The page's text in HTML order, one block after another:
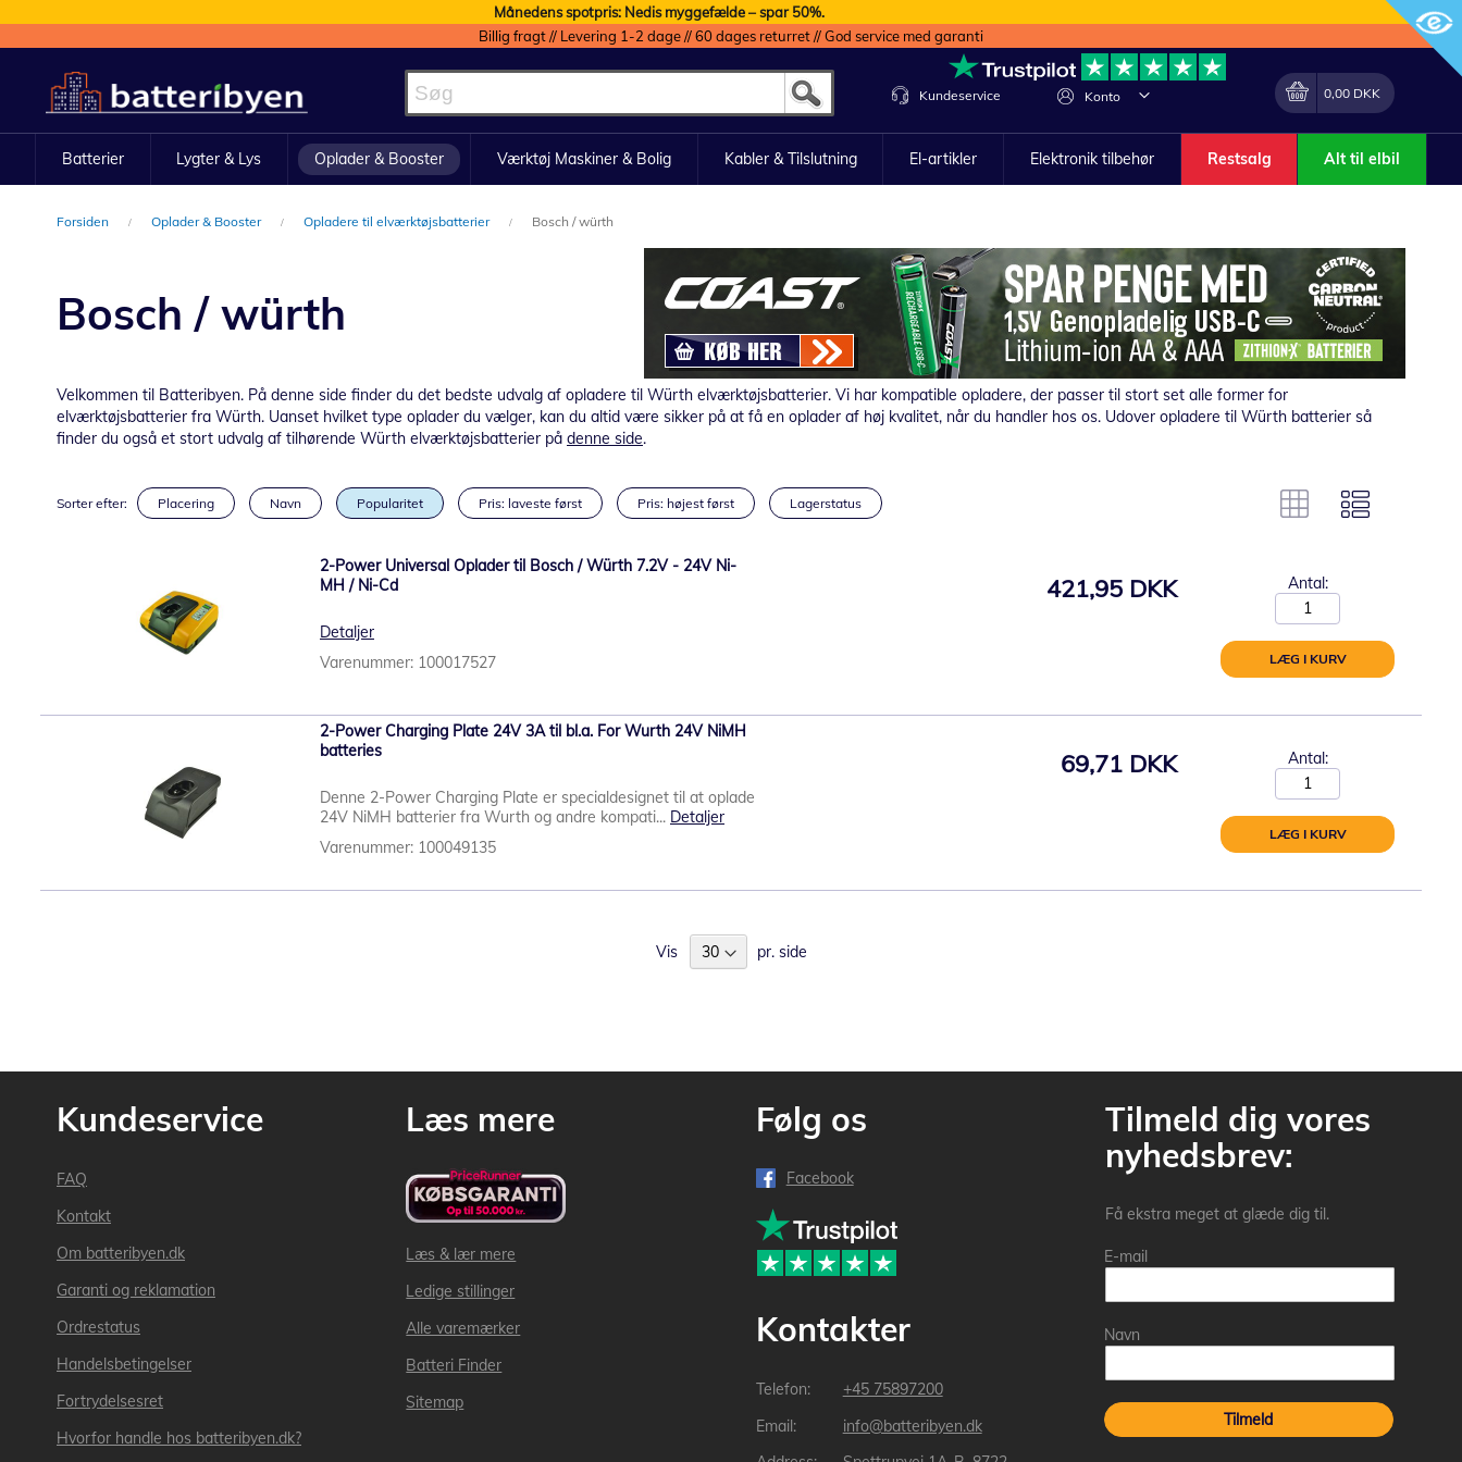
Månedens spotpris: Nedis myggefælde – spar 50%.
Billig fragt // Levering 1-2 dage // 60 dages returret // God service med garanti
to
Content
Konto
Lave
Min indkøbskurv
0,00 DKK
Kundeservice
Batterier Lygter & Lys Oplader & Booster Værktøj Maskiner & Bolig Kabler & Tilslutning El-artikler Elektronik tilbehør Restsalg Alt til elbil
Forsiden Oplader & Booster Opladere til elværktøjsbatterier Bosch / würth
Bosch / würth
Velkommen til Batteribyen. På denne side finder du det bedste udvalg af opladere til Würth elværktøjsbatterier. Vi har kompatible opladere, der passer til stort set alle former for
elværktøjsbatterier fra Würth. Uanset hvilket type oplader du vælger, kan du altid være sikker på at få en oplader af høj kvalitet, når du handler hos os. Udover opladere til Würth batterier så
finder du også et stort udvalg af tilhørende Würth elværktøjsbatterier på denne side.
Sorter efter: Placering Navn Popularitet Pris: laveste først Pris: højest først Lagerstatus
2-Power Universal Oplader til Bosch / Würth 7.2V - 24V Ni-
MH / Ni-Cd
Detaljer
Varenummer: 100017527
421,95 DKK Antal:
LÆG I KURV
2-Power Charging Plate 24V 3A til bl.a. For Wurth 24V NiMH
batteries
Denne 2-Power Charging Plate er specialdesignet til at oplade
24V NiMH batterier fra Wurth og andre kompati... Detaljer
Varenummer: 100049135
69,71 DKK Antal:
LÆG I KURV
Vis pr. side
Kundeservice
FAQ
Kontakt
Om batteribyen.dk
Garanti og reklamation
Ordrestatus
Handelsbetingelser
Fortrydelsesret
Hvorfor handle hos batteribyen.dk?
Læs mere
Læs & lær mere
Ledige stillinger
Alle varemærker
Batteri Finder
Sitemap
Følg os
Facebook
Kontakter
+45 75897200
info@batteribyen.dk
Tilmeld dig vores
nyhedsbrev:
Få ekstra meget at glæde dig til.
E-mail
Navn
Tilmeld